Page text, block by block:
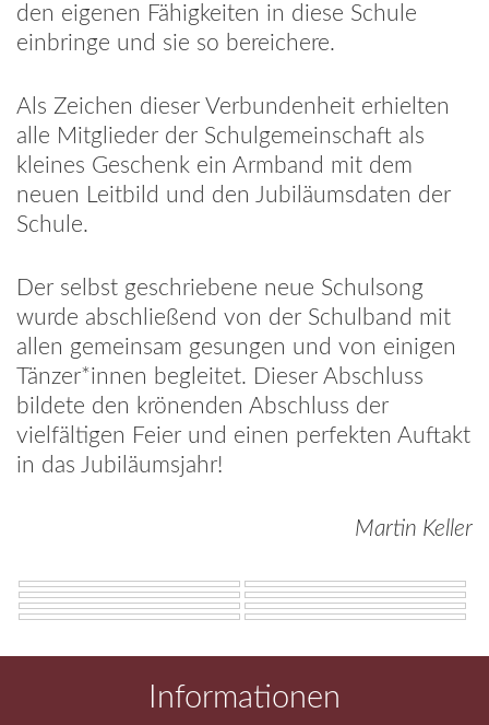
den eigenen Fähigkeiten in diese Schule
einbringe und sie so bereichere.
Als Zeichen dieser Verbundenheit erhielten
alle Mitglieder der Schulgemeinschaft als
kleines Geschenk ein Armband mit dem
neuen Leitbild und den Jubiläumsdaten der
Schule.
Der selbst geschriebene neue Schulsong
wurde abschließend von der Schulband mit
allen gemeinsam gesungen und von einigen
Tänzer*innen begleitet. Dieser Abschluss
bildete den krönenden Abschluss der
vielfältigen Feier und einen perfekten Auftakt
in das Jubiläumsjahr!
Martin Keller
Informationen